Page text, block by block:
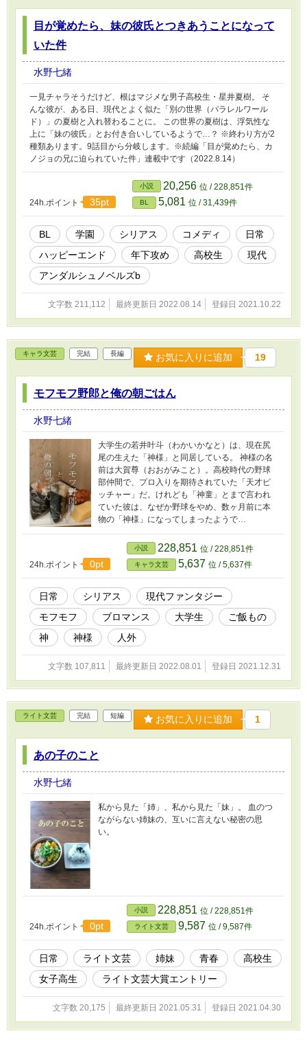
目が覚めたら、妹の彼氏とつきあうことになって
いた件
水野七緒
一見チャラそうだけど、根はマジメな男子高校生・星井夏樹。 そ
んな彼が、ある日、現代とよく似た「別の世界（パラレルワール
ド）」の夏樹と入れ替わることに。 この世界の夏樹は、浮気性な
上に「妹の彼氏」とお付き合いしているようで…？ ※終わり方が2
種類あります。9話目から分岐します。※続編「目が覚めたら、カ
ノジョの兄に迫られていた件」連載中です（2022.8.14）
24h.ポイント 35pt
小説 20,256 位 / 228,851件
BL 5,081 位 / 31,439件
BL 学園 シリアス コメディ
日常
ハッピーエンド
年下攻め 高校生
現代
アンダルシュノベルズb
文字数 211,112 最終更新日 2022.08.14 登録日 2021.10.22
キャラ文芸 完結 長編 お気に入りに追加 19
モフモフ野郎と俺の朝ごはん
水野七緒
大学生の若井叶斗（わかいかなと）は、現在尻
尾の生えた「神様」と同居している。 神様の名
前は大賀尊（おおがみこと）。高校時代の野球
部仲間で、プロ入りを期待されていた「天才ピ
ッチャー」だ。けれども「神童」とまで言われ
ていた彼は、なぜか野球をやめ、数ヶ月前に本
物の「神様」になってしまったようで…
24h.ポイント 0pt
小説 228,851 位 / 228,851件
キャラ文芸 5,637 位 / 5,637件
日常 シリアス
現代ファンタジー
モフモフ
ブロマンス 大学生
ご飯もの
神
神様 人外
文字数 107,811 最終更新日 2022.08.01 登録日 2021.12.31
ライト文芸 完結 短編 お気に入りに追加 1
あの子のこと
水野七緒
私から見た「姉」、私から見た「妹」。 血のつ
ながらない姉妹の、互いに言えない秘密の思
い。
24h.ポイント 0pt
小説 228,851 位 / 228,851件
ライト文芸 9,587 位 / 9,587件
日常 ライト文芸 姉妹 青春
高校生
女子高生
ライト文芸大賞エントリー
文字数 20,175 最終更新日 2021.05.31 登録日 2021.04.30